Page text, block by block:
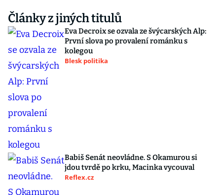
Články z jiných titulů
Eva Decroix se ozvala ze švýcarských Alp:
První slova po provalení románku s
kolegou
Blesk politika
Babiš Senát neovládne. S Okamurou si
jdou tvrdě po krku, Macinka vycouval
Reflex.cz